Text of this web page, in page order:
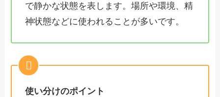
で静かな状態を表します。場所や環境、精
神状態などに使われることが多いです。
使い分けのポイント